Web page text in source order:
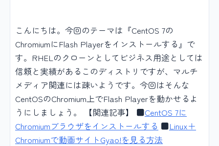
こんにちは。今回のテーマは『CentOS 7の
ChromiumにFlash Playerをインストールする』で
す。RHELのクローンとしてビジネス用途としては
信頼と実績があるこのディストリですが、マルチ
メディア関連には疎いようです。今回はそんな
CentOSのChromium上でFlash Playerを動かせるよ
うにしましょう。 【関連記事】 ■CentOS 7に
Chromiumブラウザをインストールする ■Linux＋
Chromiumで動画サイトGyao!を見る方法